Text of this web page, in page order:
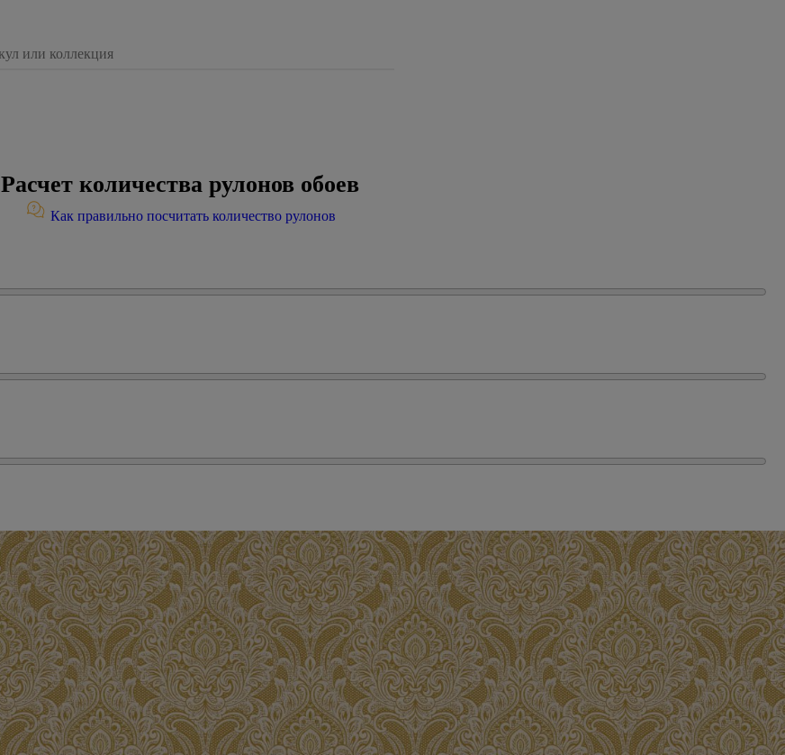
Расчет количества рулонов обоев
Как правильно посчитать количество рулонов